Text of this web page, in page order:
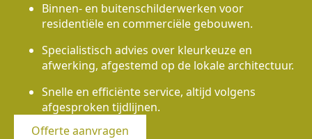
Binnen- en buitenschilderwerken voor
residentiële en commerciële gebouwen.
Specialistisch advies over kleurkeuze en
afwerking, afgestemd op de lokale architectuur.
Snelle en efficiënte service, altijd volgens
afgesproken tijdlijnen.
Offerte aanvragen